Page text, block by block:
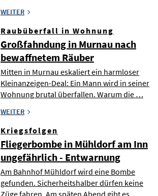
WEITER
Raubüberfall in Wohnung
Großfahndung in Murnau nach
bewaffnetem Räuber
Mitten in Murnau eskaliert ein harmloser
Kleinanzeigen-Deal: Ein Mann wird in seiner
Wohnung brutal überfallen. Warum die …
WEITER
Kriegsfolgen
Fliegerbombe in Mühldorf am Inn
ungefährlich - Entwarnung
Am Bahnhof Mühldorf wird eine Bombe
gefunden. Sicherheitshalber dürfen keine
Züge fahren. Am späten Abend gibt es …